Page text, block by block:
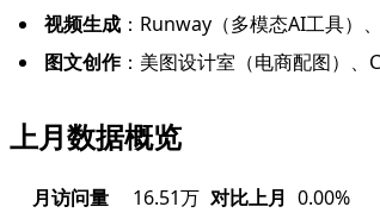
视频生成：Runway（多模态AI工具）
图文创作：美图设计室（电商配图）、
上月数据概览
月访问量 16.51万 对比上月 0.00%